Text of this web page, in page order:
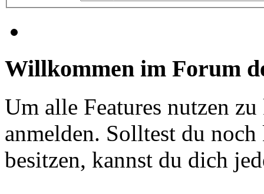
Willkommen im Forum
Um alle Features nutzen
anmelden. Solltest du
besitzen, kannst du dich